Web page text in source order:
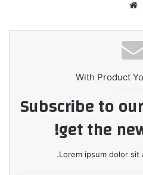
With Product
Subscribe to
get the
Lorem ipsum dolor sit